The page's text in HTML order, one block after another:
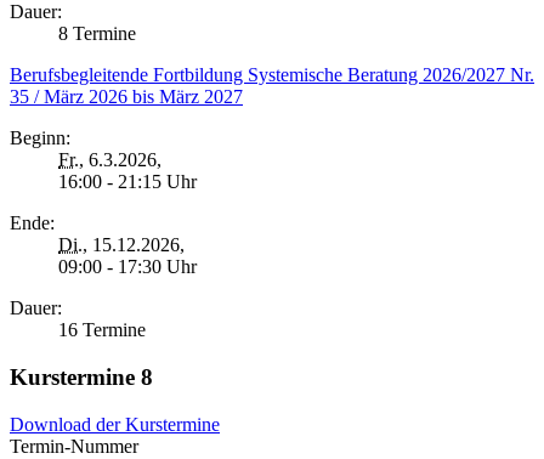
Dauer:
8 Termine
Berufsbegleitende Fortbildung Systemische Beratung 2026/2027 Nr.
35 / März 2026 bis März 2027
Beginn:
Fr., 6.3.2026,
16:00 - 21:15 Uhr
Ende:
Di., 15.12.2026,
09:00 - 17:30 Uhr
Dauer:
16 Termine
Kurstermine 8
Download der Kurstermine
Termin-Nummer